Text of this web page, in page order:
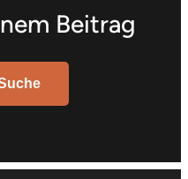
Beitrag